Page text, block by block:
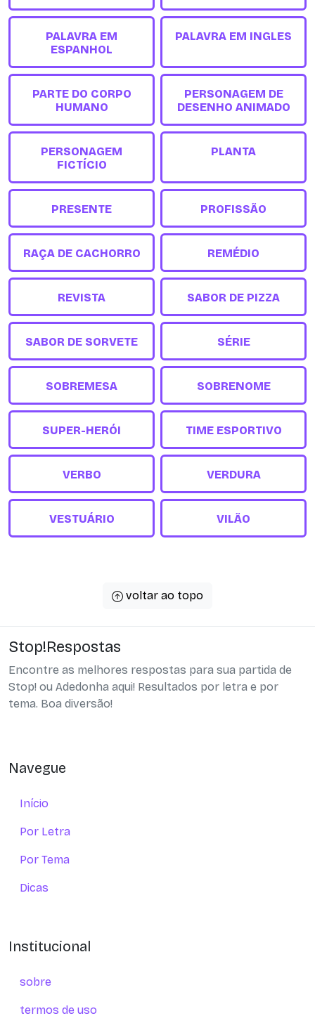
PALAVRA EM
ESPANHOL
PALAVRA EM INGLES
PARTE DO CORPO
HUMANO
PERSONAGEM DE
DESENHO ANIMADO
PERSONAGEM
FICTÍCIO
PLANTA
PRESENTE PROFISSÃO
RAÇA DE CACHORRO REMÉDIO
REVISTA SABOR DE PIZZA
SABOR DE SORVETE SÉRIE
SOBREMESA SOBRENOME
SUPER-HERÓI TIME ESPORTIVO
VERBO VERDURA
VESTUÁRIO VILÃO
voltar ao topo
Stop!Respostas
Encontre as melhores respostas para sua partida de
Stop! ou Adedonha aqui! Resultados por letra e por
tema. Boa diversão!
Navegue
Início
Por Letra
Por Tema
Dicas
Institucional
sobre
termos de uso